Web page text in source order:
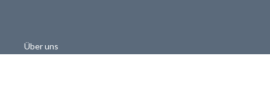
Über uns